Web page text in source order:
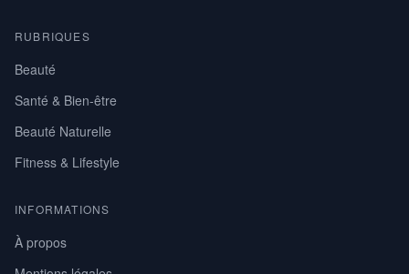
RUBRIQUES
Beauté
Santé & Bien-être
Beauté Naturelle
Fitness & Lifestyle
INFORMATIONS
À propos